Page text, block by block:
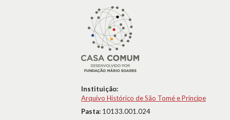
Instituição:
Arquivo Histórico de São Tomé e Príncipe
Pasta: 10133.001.024